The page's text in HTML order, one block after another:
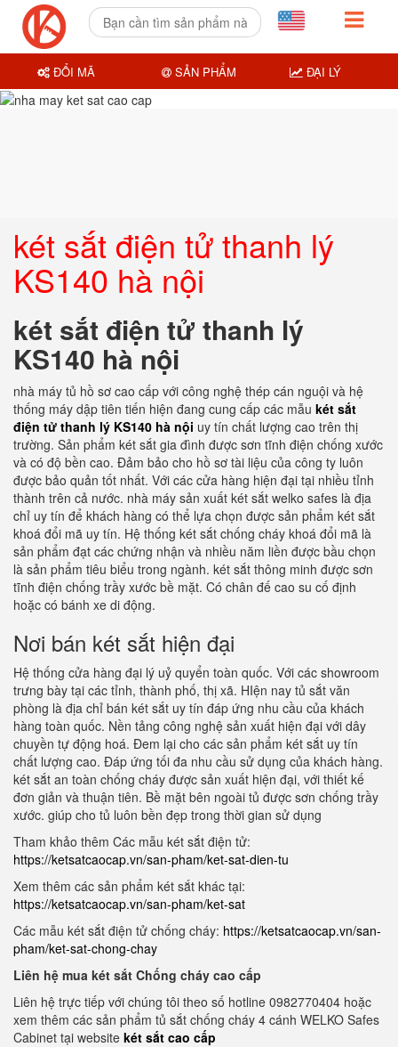
két sắt điện tử thanh lý
KS140 hà nội
két sắt điện tử thanh lý
KS140 hà nội
nhà máy tủ hồ sơ cao cấp với công nghệ thép cán nguội và hệ
thống máy dập tiên tiến hiện đang cung cấp các mẫu két sắt
điện tử thanh lý KS140 hà nội uy tín chất lượng cao trên thị
trường. Sản phẩm két sắt gia đình được sơn tĩnh điện chống xước
và có độ bền cao. Đảm bảo cho hồ sơ tài liệu của công ty luôn
được bảo quản tốt nhất. Với các cửa hàng hiện đại tại nhiều tỉnh
thành trên cả nước. nhà máy sản xuất két sắt welko safes là địa
chỉ uy tín để khách hàng có thể lựa chọn được sản phẩm két sắt
khoá đổi mã uy tín. Hệ thống két sắt chống cháy khoá đổi mã là
sản phẩm đạt các chứng nhận và nhiều năm liền được bầu chọn
là sản phẩm tiêu biểu trong ngành. két sắt thông minh được sơn
tĩnh điện chống trầy xước bề mặt. Có chân đế cao su cố định
hoặc có bánh xe di động.
Nơi bán két sắt hiện đại
Hệ thống cửa hàng đại lý uỷ quyển toàn quốc. Với các showroom
trưng bày tại các tỉnh, thành phố, thị xã. HIện nay tủ sắt văn
phòng là địa chỉ bán két sắt uy tín đáp ứng nhu cầu của khách
hàng toàn quốc. Nền tảng công nghệ sản xuất hiện đại với dây
chuyền tự động hoá. Đem lại cho các sản phẩm két sắt uy tín
chất lượng cao. Đáp ứng tối đa nhu cầu sử dụng của khách hàng.
két sắt an toàn chống cháy được sản xuất hiện đại, với thiết kế
đơn giản và thuận tiên. Bề mặt bên ngoài tủ được sơn chống trầy
xước. giúp cho tủ luôn bền đẹp trong thời gian sử dụng
Tham khảo thêm Các mẫu két sắt điện tử:
https://ketsatcaocap.vn/san-pham/ket-sat-dien-tu
Xem thêm các sản phẩm két sắt khác tại:
https://ketsatcaocap.vn/san-pham/ket-sat
Các mẫu két sắt điện tử chống cháy: https://ketsatcaocap.vn/san-
pham/ket-sat-chong-chay
Liên hệ mua két sắt Chống cháy cao cấp
Liên hệ trực tiếp với chúng tôi theo số hotline 0982770404 hoặc
xem thêm các sản phẩm tủ sắt chống cháy 4 cánh WELKO Safes
Cabinet tại website két sắt cao cấp
ĐỔI MÃ SẢN PHẨM ĐẠI LÝ